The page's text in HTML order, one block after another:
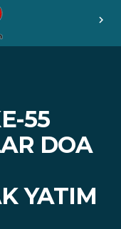
chevron_right
55
DOA
YATIM